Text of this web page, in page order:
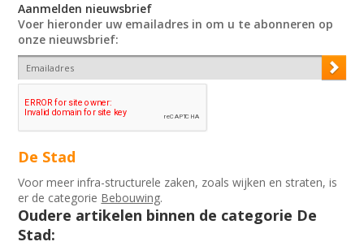
Aanmelden nieuwsbrief
Voer hieronder uw emailadres in om u te abonneren op
onze nieuwsbrief:
De Stad
Voor meer infra-structurele zaken, zoals wijken en straten, is
er de categorie Bebouwing.
Oudere artikelen binnen de categorie De
Stad: